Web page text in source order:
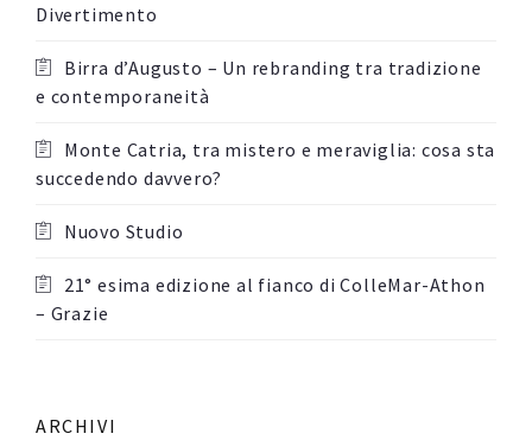
Divertimento
Birra d’Augusto – Un rebranding tra tradizione
e contemporaneità
Monte Catria, tra mistero e meraviglia: cosa sta
succedendo davvero?
Nuovo Studio
21° esima edizione al fianco di ColleMar-Athon
– Grazie
ARCHIVI